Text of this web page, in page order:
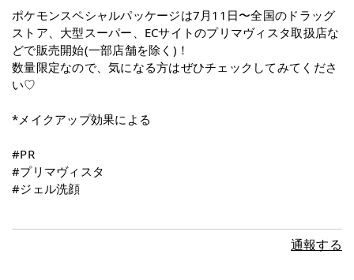
ポケモンスペシャルパッケージは7月11日〜全国のドラッグ
ストア、大型スーパー、ECサイトのプリマヴィスタ取扱店な
どで販売開始(一部店舗を除く)！
数量限定なので、気になる方はぜひチェックしてみてくださ
い♡
*メイクアップ効果による
#PR
#プリマヴィスタ
#ジェル洗顔
通報する